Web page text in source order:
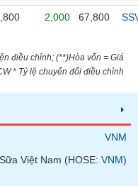
2,000 67,800
điều chỉnh; (**)Hòa vốn = Giá
* Tỷ lệ chuyển đổi điều chỉnh
VNM
Việt Nam (HOSE: VNM)